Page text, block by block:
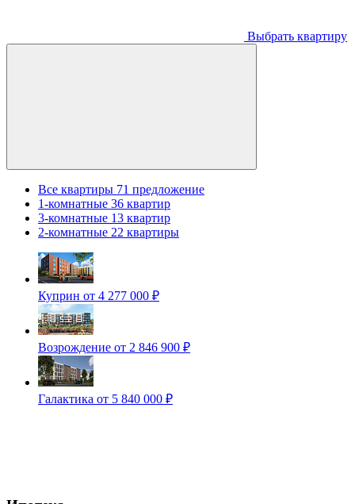
Выбрать квартиру
Все квартиры 71 предложение
1-комнатные 36 квартир
3-комнатные 13 квартир
2-комнатные 22 квартиры
Куприн от 4 277 000 ₽
Возрождение от 2 846 900 ₽
Галактика от 5 840 000 ₽